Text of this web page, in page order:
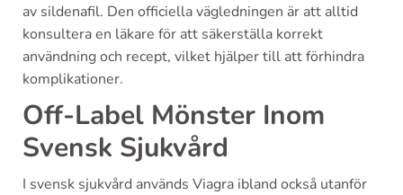
av sildenafil. Den officiella vägledningen är att alltid
konsultera en läkare för att säkerställa korrekt
användning och recept, vilket hjälper till att förhindra
komplikationer.
Off-Label Mönster Inom
Svensk Sjukvård
I svensk sjukvård används Viagra ibland också utanför